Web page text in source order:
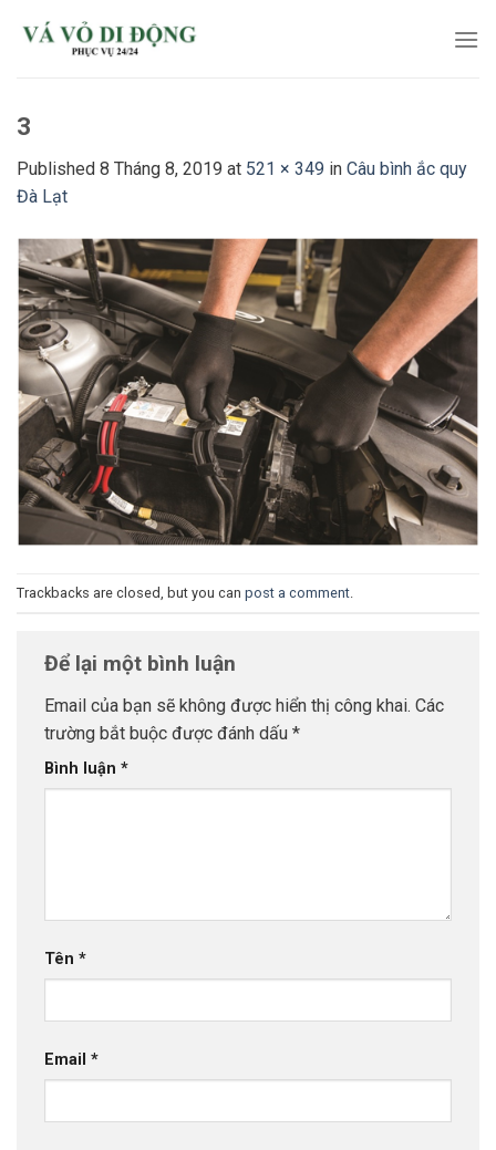
3
Published 8 Tháng 8, 2019 at 521 × 349 in Câu bình ắc quy
Đà Lạt
Trackbacks are closed, but you can post a comment
Để lại một bình luận
Email của bạn sẽ không được hiển thị công khai. Các
trường bắt buộc được đánh dấu *
Bình luận *
Tên *
Email *